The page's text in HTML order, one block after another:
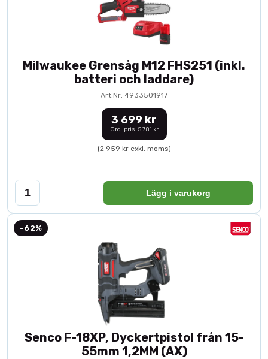
Milwaukee Grensåg M12 FHS251 (inkl.
batteri och laddare)
Art.Nr: 4933501917
3 699 kr
Ord. pris: 5 781 kr
(2 959 kr exkl. moms)
Lägg i varukorg
-62%
Senco F-18XP, Dyckertpistol från 15-
55mm 1,2MM (AX)